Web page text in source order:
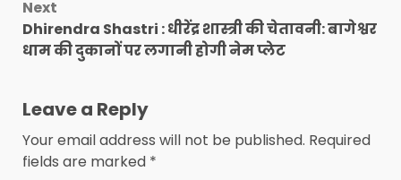
Next
Dhirendra Shastri : धीरेंद्र शास्त्री की चेतावनी: बागेश्वर
धाम की दुकानों पर लगानी होगी नेम प्लेट
Leave a Reply
Your email address will not be published. Required
fields are marked *